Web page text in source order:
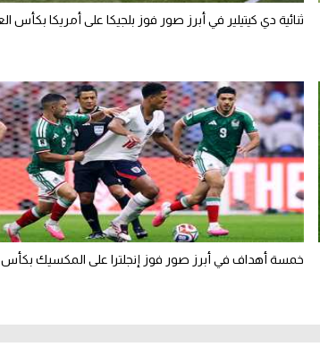
ثنائية دي كيتيلير في أبرز صور فوز بلجيكا على أمريكا بكأس
خمسة أهداف في أبرز صور فوز إنجلترا على المكسيك بكأس